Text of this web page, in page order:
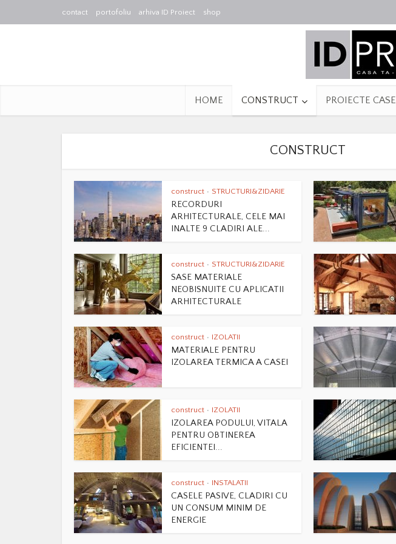
contact portofoliu arhiva ID Proiect shop
HOME CONSTRUCT PROIECTE CASE
CONSTRUCT
construct • STRUCTURI&ZIDARIE
RECORDURI
ARHITECTURALE, CELE MAI
INALTE 9 CLADIRI ALE...
construct • STRUCTURI&ZIDARIE
SASE MATERIALE
NEOBISNUITE CU APLICATII
ARHITECTURALE
construct • IZOLATII
MATERIALE PENTRU
IZOLAREA TERMICA A CASEI
construct • IZOLATII
IZOLAREA PODULUI, VITALA
PENTRU OBTINEREA
EFICIENTEI...
construct • INSTALATII
CASELE PASIVE, CLADIRI CU
UN CONSUM MINIM DE
ENERGIE